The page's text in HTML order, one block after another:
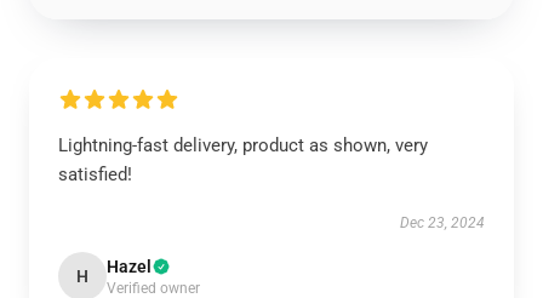
Lightning-fast delivery, product as shown, very
satisfied!
Dec 23, 2024
H Hazel
Verified owner